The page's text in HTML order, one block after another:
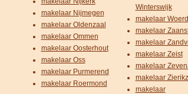
makelaar Nijmegen
makelaar Oldenzaal
makelaar Ommen
makelaar Oosterhout
makelaar Oss
makelaar Purmerend
makelaar Roermond
Winterswijk
makelaar
makelaar
makelaar
makelaar Zeist
makelaar
makelaar
makelaar